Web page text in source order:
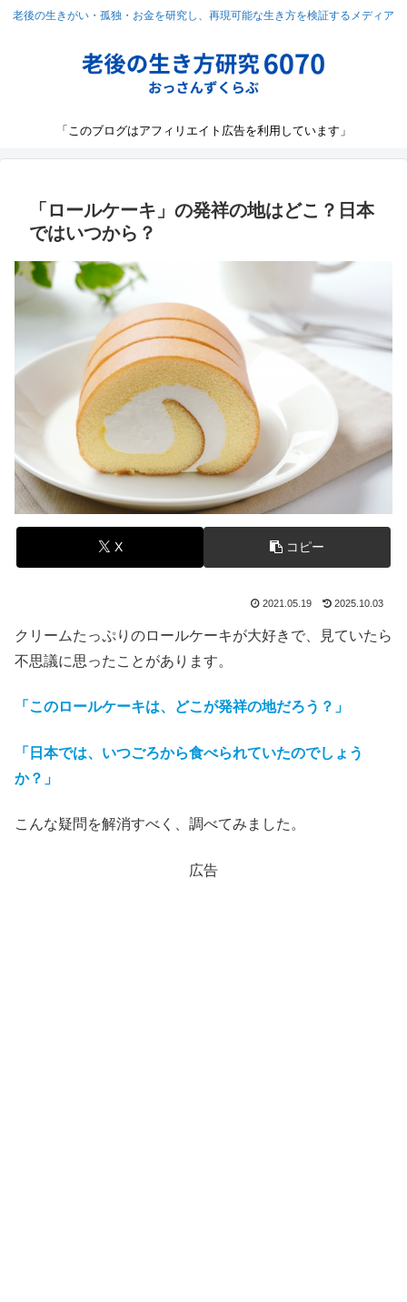
老後の生きがい・孤独・お金を研究し、再現可能な生き方を検証するメディア
「このブログはアフィリエイト広告を利用しています」
「ロールケーキ」の発祥の地はどこ？日本
ではいつから？
X コピー
2021.05.19 2025.10.03
クリームたっぷりのロールケーキが大好きで、見ていたら
不思議に思ったことがあります。
「このロールケーキは、どこが発祥の地だろう？」
「日本では、いつごろから食べられていたのでしょう
か？」
こんな疑問を解消すべく、調べてみました。
広告